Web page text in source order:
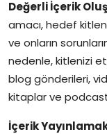
Değerli İçerik
amacı, hedef
ve onların
nedenle, kitlenizi
blog gönderileri,
kitaplar ve
İçerik